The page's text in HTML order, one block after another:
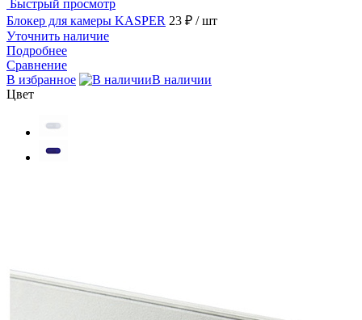
Быстрый просмотр
Блокер для камеры KASPER 23 ₽ / шт
Уточнить наличие
Подробнее
Сравнение
В избранное
В наличии
Цвет